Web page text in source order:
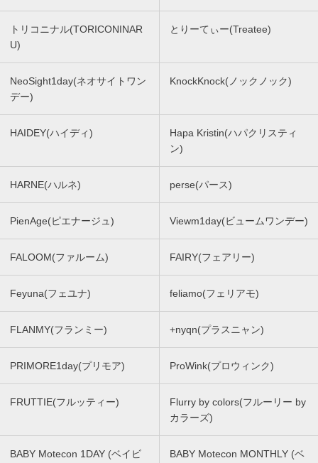
トリコニナル(TORICONINAR
U)
とりーてぃー(Treatee)
NeoSight1day(ネオサイトワン
デー)
KnockKnock(ノックノック)
HAIDEY(ハイディ)
Hapa Kristin(ハパクリスティ
ン)
HARNE(ハルネ) perse(パース)
PienAge(ピエナージュ) Viewm1day(ビュームワンデー)
FALOOM(ファルーム) FAIRY(フェアリー)
Feyuna(フェユナ) feliamo(フェリアモ)
FLANMY(フランミー) +nyqn(プラスニャン)
PRIMORE1day(プリモア) ProWink(プロウィンク)
FRUTTIE(フルッティー)
Flurry by colors(フルーリー by
カラーズ)
BABY Motecon 1DAY (ベイビ
BABY Motecon MONTHLY (ベ